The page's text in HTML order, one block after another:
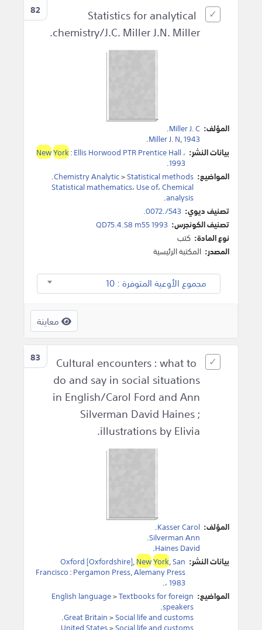
82
Statistics for analytical
chemistry/J.C. Miller J.N. Miller.
المؤلف: Miller J. C
.
Miller J. N,1943
.
بيانات النشر:
NewYork:Ellis Horwood PTR Prentice Hall،
1993
.
المواضيع:
Chemistry Analytic>Statistical methods
.
Statistical mathematics، Use of،Chemical
analysis
.
تصنيف ديوي: 543/.0072.
تصنيف الكونجرس: QD75.4.S8 m55 1993
نوع المادة: كتب
المصدر: المكتبة الرئيسية
مجموع الأوعية المتوفرة : 10
معاينة
83
Cultural encounters : what to
do and say in social situations
in English/Carol Ford and Ann
Silverman David Haines ;
illustrations by Elivia.
المؤلف: Kasser Carol
.
Silverman Ann
.
Haines David
.
بيانات النشر:
Oxford [Oxfordshire],NewYork,San
Francisco:Pergamon Press,Alemany Press
،1983
.
المواضيع:
English language>Textbooks for foreign
speakers
.
Great Britain>Social life and customs
.
United States>Social life and customs
.